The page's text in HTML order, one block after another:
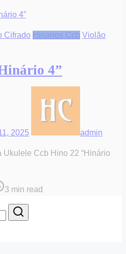
Cifrado Hinários Ccb Violão
4”
2025 admin
Ukulele Ccb Hino 22 “Hinário
3 min read